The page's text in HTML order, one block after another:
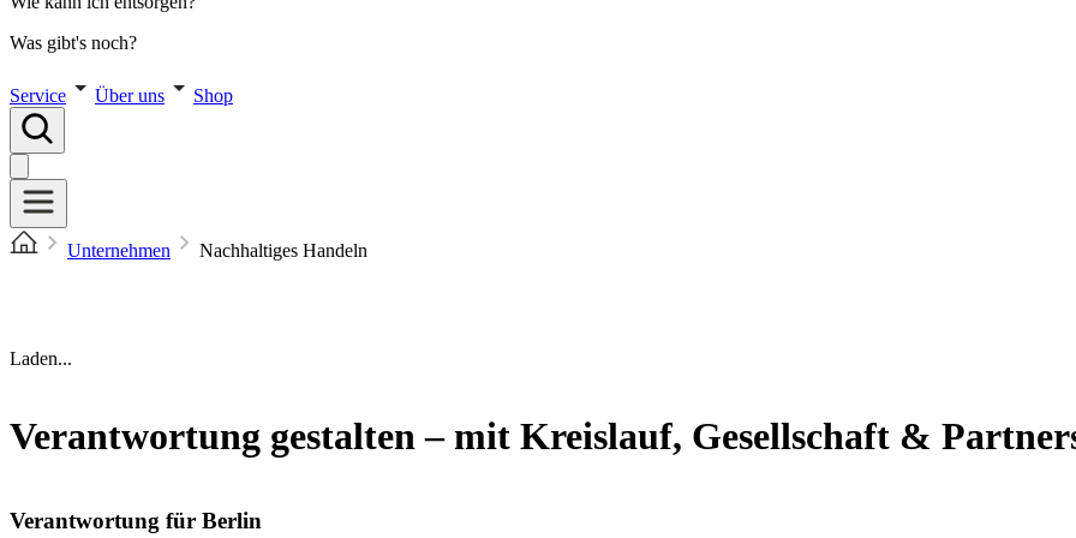
Was gibt's noch?
Service Über uns Shop
Unternehmen Nachhaltiges Handeln
Laden...
Verantwortung gestalten – mit Kreislauf, Gesellschaft &
Verantwortung für Berlin